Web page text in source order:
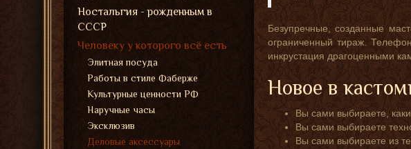
Безупречные, созданные
ограниченный тираж.
инкрустация драгоценными
Новое в
Вы сами выбираете,
Вы сами выбираете
Вы сами выбираете из
Ностальгия - рожденным в
СССР
Человеку у которого всё есть
Элитная посуда
Работы в стиле Фаберже
Культурные ценности РФ
Наручные часы
Эксклюзив
Деловые аксессуары